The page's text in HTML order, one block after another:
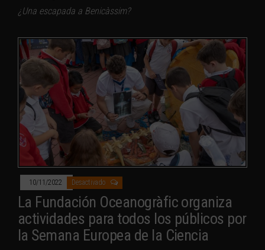
¿Una escapada a Benicàssim?
10/11/2022 Desactivado
La Fundación Oceanogràfic organiza
actividades para todos los públicos por
la Semana Europea de la Ciencia